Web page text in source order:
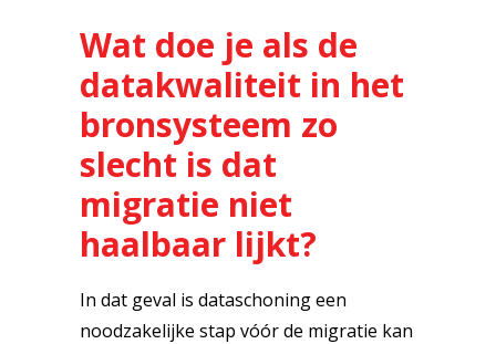
Wat doe je als de
datakwaliteit in het
bronsysteem zo
slecht is dat
migratie niet
haalbaar lijkt?
In dat geval is dataschoning een
noodzakelijke stap vóór de migratie kan